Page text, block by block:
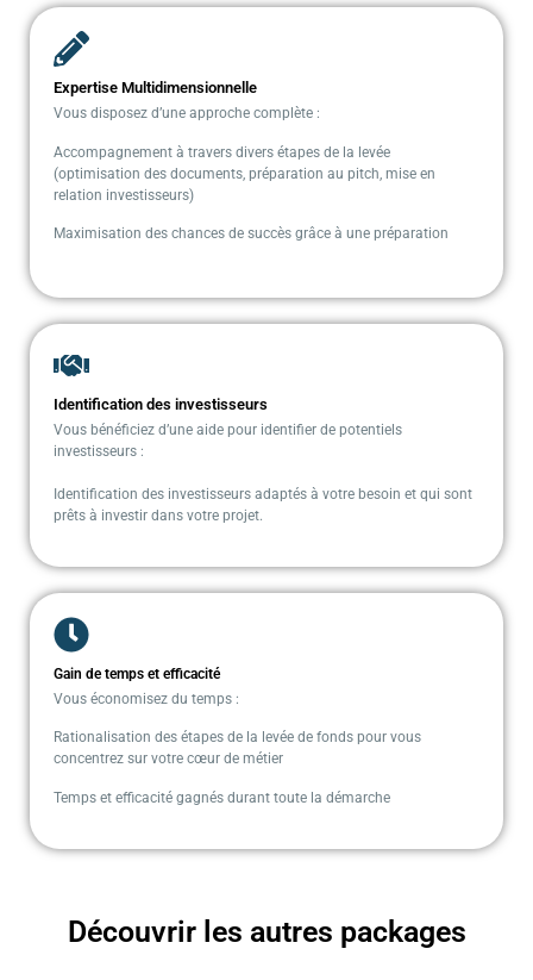
Expertise Multidimensionnelle
Vous disposez d’une approche complète :
Accompagnement à travers divers étapes de la levée
(optimisation des documents, préparation au pitch, mise en
relation investisseurs)
Maximisation des chances de succès grâce à une préparation
Identification des investisseurs
Vous bénéficiez d’une aide pour identifier de potentiels
investisseurs :
Identification des investisseurs adaptés à votre besoin et qui sont
prêts à investir dans votre projet.
Gain de temps et efficacité
Vous économisez du temps :
Rationalisation des étapes de la levée de fonds pour vous
concentrez sur votre cœur de métier
Temps et efficacité gagnés durant toute la démarche
Découvrir les autres packages